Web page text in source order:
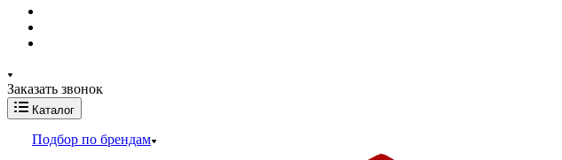
Заказать звонок
Каталог
Подбор по брендам